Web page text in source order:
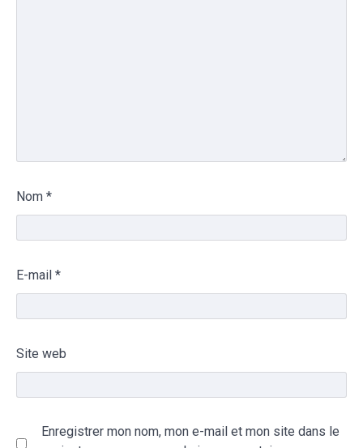
Nom *
E-mail *
Site web
Enregistrer mon nom, mon e-mail et mon site dans le